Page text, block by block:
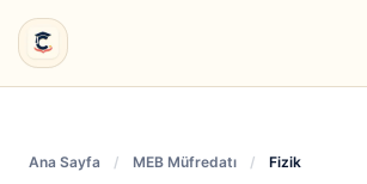
Ana Sayfa / MEB Müfredatı / Fizik